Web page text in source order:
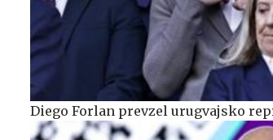
Diego Forlan prevzel urugvajsko